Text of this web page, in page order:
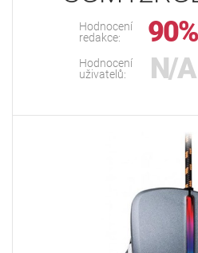
Hodnocení
redakce:
90%
Hodnocení
uživatelů:
N/A